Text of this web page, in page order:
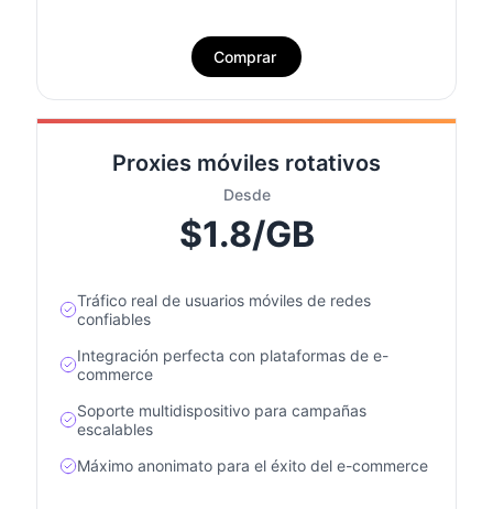
Comprar
Proxies móviles rotativos
Desde
$1.8/GB
Tráfico real de usuarios móviles de redes
confiables
Integración perfecta con plataformas de e-
commerce
Soporte multidispositivo para campañas
escalables
Máximo anonimato para el éxito del e-commerce